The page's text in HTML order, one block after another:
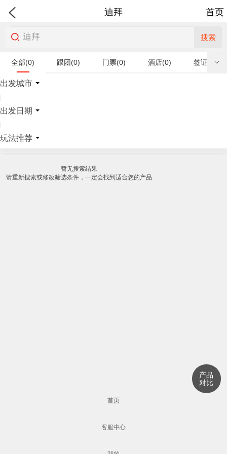
迪拜 首页
搜索
全部(0) 跟团(0) 门票(0) 酒店(0) 签证(0)
特产商品(0)
出发城市
|
出发日期
|
玩法推荐
暂无搜索结果
请重新搜索或修改筛选条件，一定会找到适合您的产品
产品
对比
首页
客服中心